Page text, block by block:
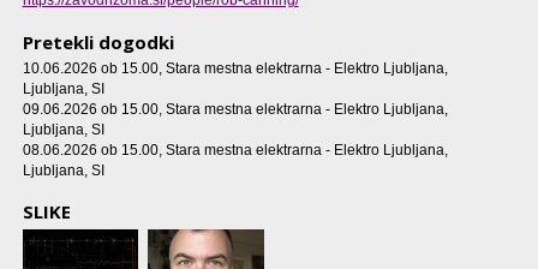
Pretekli dogodki
10.06.2026 ob 15.00, Stara mestna elektrarna - Elektro Ljubljana,
Ljubljana, SI
09.06.2026 ob 15.00, Stara mestna elektrarna - Elektro Ljubljana,
Ljubljana, SI
08.06.2026 ob 15.00, Stara mestna elektrarna - Elektro Ljubljana,
Ljubljana, SI
SLIKE